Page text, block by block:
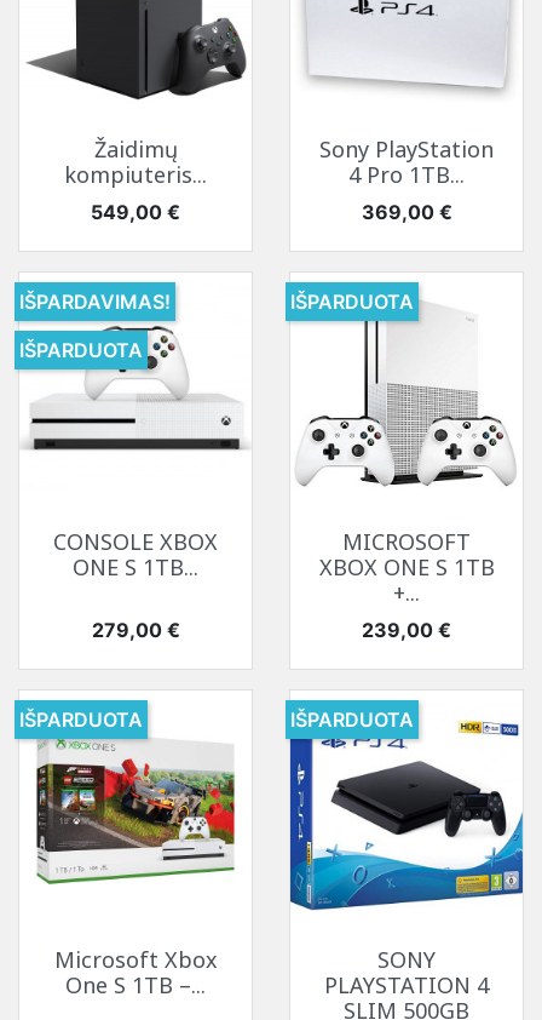
Žaidimų
kompiuteris...
Kaina
549,00 €
Sony PlayStation
4 Pro 1TB...
Kaina
369,00 €
CONSOLE XBOX
ONE S 1TB...
Kaina
279,00 €
IŠPARDAVIMAS!
IŠPARDUOTA
MICROSOFT
XBOX ONE S 1TB
+...
Kaina
239,00 €
IŠPARDUOTA
Microsoft Xbox
One S 1TB –...
IŠPARDUOTA
SONY
PLAYSTATION 4
SLIM 500GB
IŠPARDUOTA